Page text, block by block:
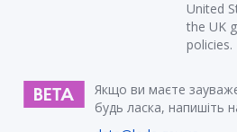
United
the UK
policies.
Якщо ви маєте
будь ласка, напишіть